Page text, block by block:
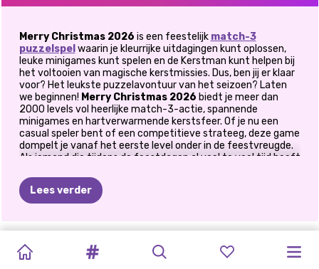
Merry Christmas 2026 is een feestelijk match-3
puzzelspel waarin je kleurrijke uitdagingen kunt oplossen,
leuke minigames kunt spelen en de Kerstman kunt helpen bij
het voltooien van magische kerstmissies. Dus, ben jij er klaar
voor? Het leukste puzzelavontuur van het seizoen? Laten
we beginnen! Merry Christmas 2026 biedt je meer dan
2000 levels vol heerlijke match-3-actie, spannende
minigames en hartverwarmende kerstsfeer. Of je nu een
casual speler bent of een competitieve strateeg, deze game
dompelt je vanaf het eerste level onder in de feestvreugde.
Als iemand die tijdens de feestdagen al veel te veel tijd heeft
zetten van edelstenen, was ik aangenaam verrast door hoe
verfrissend deze game aanvoelt. Toen ik voor het eerst een
sneeuwballengevecht-minigame speelde, realiseerde ik me
had gespeeld. De puzzels zijn niet alleen kleurrijk. Ze zijn slim,
bevredigend en vaak hilarisch. En ja, de dagelijkse beloningen
zorgen ervoor dat inloggen voelt als het openen van een klein
Lees verder
KERST
DARLING
2
KERSTHUIS
SCHOONMAKEN
KERSTKOEKJES
LELIJKE
MODEDOOS:
KERSTDIVA
KARDASHIANS
DOEN
FROZEN
MAAK